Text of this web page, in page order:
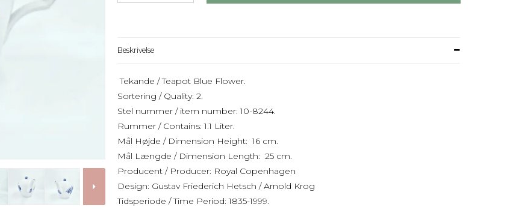
Beskrivelse
Tekande / Teapot Blue Flower.
Sortering / Quality: 2.
Stel nummer / item number: 10-8244.
Rummer / Contains: 1.1 Liter.
Mål Højde / Dimension Height: 16 cm.
Mål Længde / Dimension Length: 25 cm.
Producent / Producer: Royal Copenhagen
Design: Gustav Friederich Hetsch / Arnold Krog
Tidsperiode / Time Period: 1835-1999.